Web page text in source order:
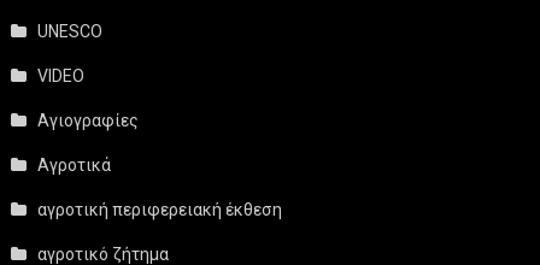
UNESCO
VIDEO
Αγιογραφίες
Αγροτικά
αγροτική περιφερειακή έκθεση
αγροτικό ζήτημα